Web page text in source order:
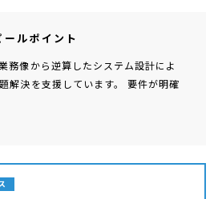
ルポイント
務像から逆算したシステム設計によ
解決を支援しています。 要件が明確